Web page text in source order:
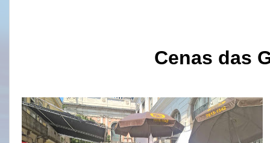
Cenas das